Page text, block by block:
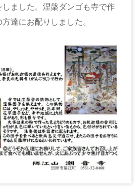
ました。涅槃ダンゴも寺で作
達にお配りしました。